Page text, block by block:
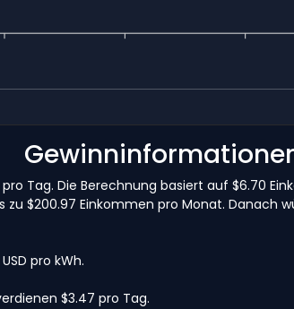
Tag. Die Berechnung basiert auf $6.70
$200.97 Einkommen pro Monat. Danach
pro kWh.
$3.47 pro Tag.